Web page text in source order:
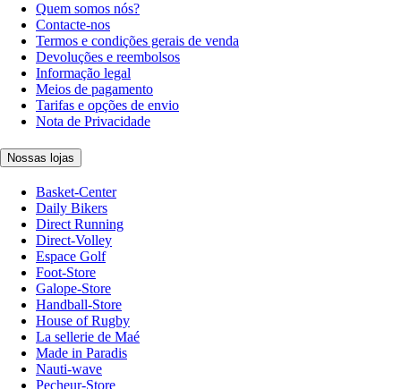
Quem somos nós?
Contacte-nos
Termos e condições gerais de venda
Devoluções e reembolsos
Informação legal
Meios de pagamento
Tarifas e opções de envio
Nota de Privacidade
Nossas lojas
Basket-Center
Daily Bikers
Direct Running
Direct-Volley
Espace Golf
Foot-Store
Galope-Store
Handball-Store
House of Rugby
La sellerie de Maé
Made in Paradis
Nauti-wave
Pecheur-Store